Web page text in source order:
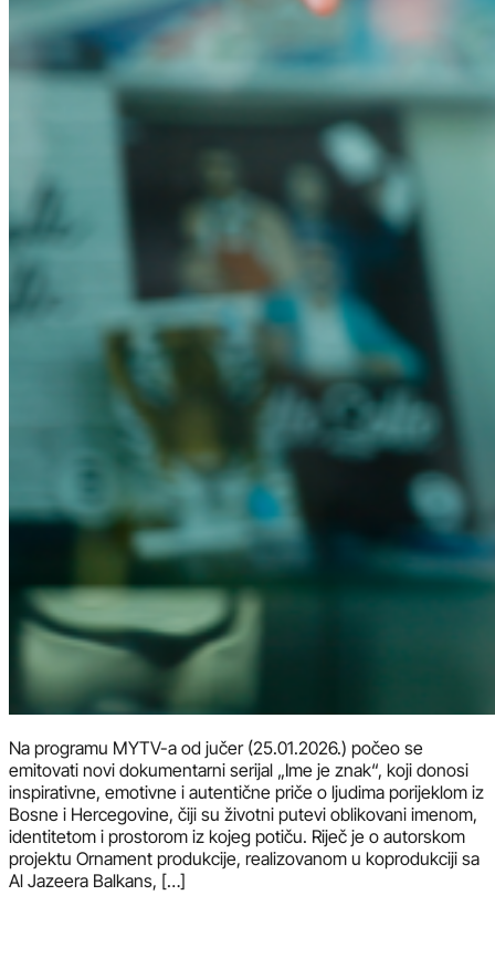
Na programu MYTV-a od jučer (25.01.2026.) počeo se
emitovati novi dokumentarni serijal „Ime je znak“, koji donosi
inspirativne, emotivne i autentične priče o ljudima porijeklom iz
Bosne i Hercegovine, čiji su životni putevi oblikovani imenom,
identitetom i prostorom iz kojeg potiču. Riječ je o autorskom
projektu Ornament produkcije, realizovanom u koprodukciji sa
Al Jazeera Balkans, […]